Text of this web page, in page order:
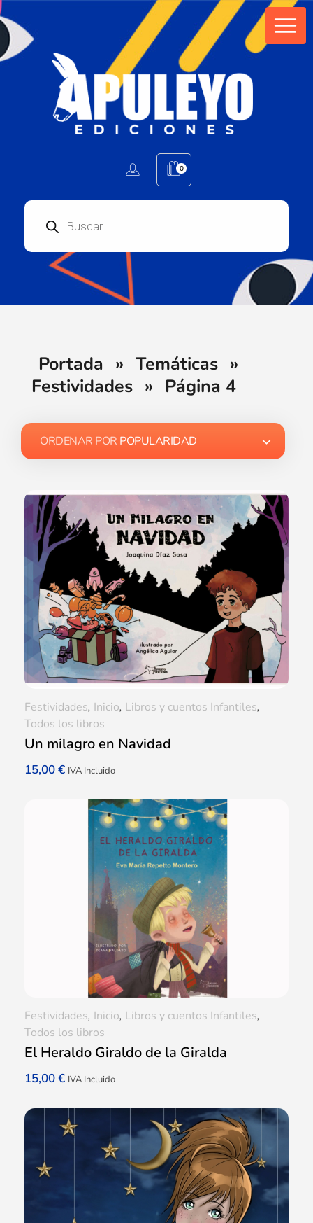
0
Portada » Temáticas »
Festividades » Página 4
ORDENAR POR POPULARIDAD
Un milagro en Navidad
15,00€ IVA Incluido
Festividades, Inicio, Libros y cuentos Infantiles,
Todos los libros
El Heraldo Giraldo de la Giralda
15,00€ IVA Incluido
Festividades, Inicio, Libros y cuentos Infantiles,
Todos los libros